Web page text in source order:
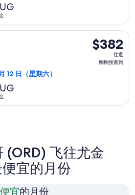
11
时
$382
往
返,
索
$382
往返
刚刚搜索到
12 日（星期六）
9 月 1 日（星期二）从芝加哥前往
(ORD) 飞往尤金
宜的月份
宜的月份2